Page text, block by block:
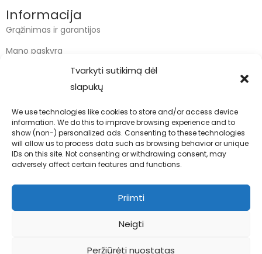
Tvarkyti sutikimą dėl
slapukų
We use technologies like cookies to store and/or access device
information. We do this to improve browsing experience and to
show (non-) personalized ads. Consenting to these technologies
will allow us to process data such as browsing behavior or unique
IDs on this site. Not consenting or withdrawing consent, may
adversely affect certain features and functions.
Priimti
Neigti
Peržiūrėti nuostatas
Informacija
Grąžinimas ir garantijos
Mano paskyra
Kontaktai
info@bodyfoodas.lt
+370 600 77017
Visos teisės saugomos © Bodyfoodas.lt 2026